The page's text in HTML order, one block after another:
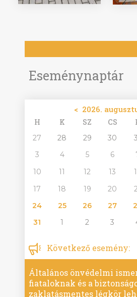
Eseménynaptár
< 2026.
H K SZ CS
27 28 29 30
3
4 5 6
10
11 12 13
17
18 19 20
24
25 26 27
31
1 2 3
Következő esemény:
Általános önvédelmi
fiataloknak és a
zaklatásmentes légkör